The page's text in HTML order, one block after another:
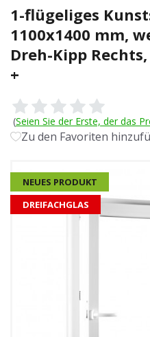
1-flügeliges
1100x1400 mm,
Dreh-Kipp
+
(Seien Sie der Erste, der das
Zu den Favoriten
NEUES PRODUKT
DREIFACHGLAS